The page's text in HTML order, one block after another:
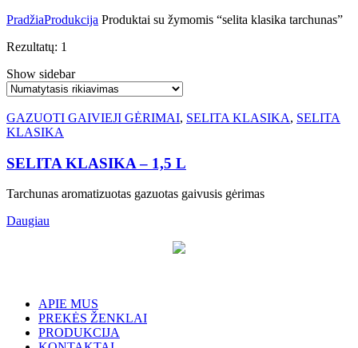
PradžiaProdukcija Produktai su žymomis “selita klasika tarchunas”
Rezultatų: 1
Show sidebar
GAZUOTI GAIVIEJI GĖRIMAI, SELITA KLASIKA, SELITA
KLASIKA
SELITA KLASIKA – 1,5 L
Tarchunas aromatizuotas gazuotas gaivusis gėrimas
Daugiau
APIE MUS
PREKĖS ŽENKLAI
PRODUKCIJA